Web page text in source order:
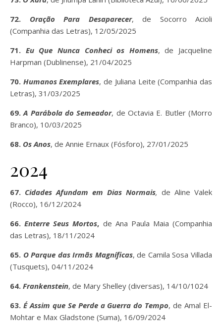
72. Oração Para Desaparecer, de Socorro Acioli
(Companhia das Letras), 12/05/2025
71. Eu Que Nunca Conheci os Homens, de Jacqueline
Harpman (Dublinense), 21/04/2025
70. Humanos Exemplares, de Juliana Leite (Companhia das
Letras), 31/03/2025
69.A Parábola do Semeador, de Octavia E. Butler (Morro
Branco), 10/03/2025
68. Os Anos, de Annie Ernaux (Fósforo), 27/01/2025
2024
67. Cidades Afundam em Dias Normais, de Aline Valek
(Rocco), 16/12/2024
66.Enterre Seus Mortos, de Ana Paula Maia (Companhia
das Letras), 18/11/2024
65. O Parque das Irmãs Magníficas, de Camila Sosa Villada
(Tusquets), 04/11/2024
64. Frankenstein, de Mary Shelley (diversas), 14/10/1024
63. É Assim que Se Perde a Guerra do Tempo, de Amal El-
Mohtar e Max Gladstone (Suma), 16/09/2024